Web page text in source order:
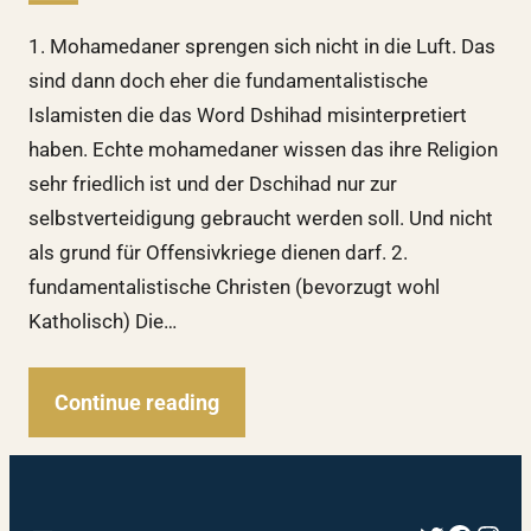
1. Mohamedaner sprengen sich nicht in die Luft. Das
sind dann doch eher die fundamentalistische
Islamisten die das Word Dshihad misinterpretiert
haben. Echte mohamedaner wissen das ihre Religion
sehr friedlich ist und der Dschihad nur zur
selbstverteidigung gebraucht werden soll. Und nicht
als grund für Offensivkriege dienen darf. 2.
fundamentalistische Christen (bevorzugt wohl
Katholisch) Die…
Continue reading